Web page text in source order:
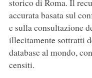
storico di Roma. Il
accurata basata sul
e sulla consultazione
illecitamente sottratti
database al mondo,
censiti.